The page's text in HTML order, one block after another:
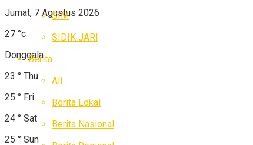
Jumat, 7 Agustus 2026
27 °c
Donggala
23 ° Thu
25 ° Fri
24 ° Sat
25 ° Sun
SIM
SIDIK JARI
Berita
All
Berita Lokal
Berita Nasional